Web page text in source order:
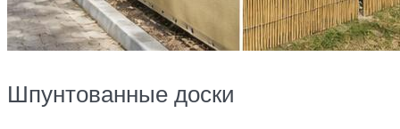
Шпунтованные доски